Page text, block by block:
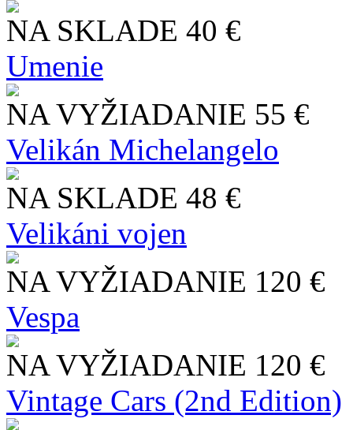
NA SKLADE 40 €
Umenie
NA VYŽIADANIE 55 €
Velikán Michelangelo
NA SKLADE 48 €
Velikáni vojen
NA VYŽIADANIE 120 €
Vespa
NA VYŽIADANIE 120 €
Vintage Cars (2nd Edition)